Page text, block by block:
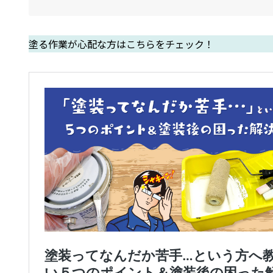
塗る作業が心配な方はこちらをチェック！